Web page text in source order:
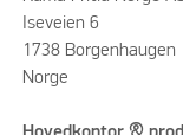
Iseveien 6
1738 Borgenhaugen
Norge